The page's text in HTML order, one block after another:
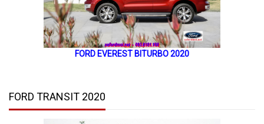
FORD EVEREST BITURBO 2020
FORD TRANSIT 2020